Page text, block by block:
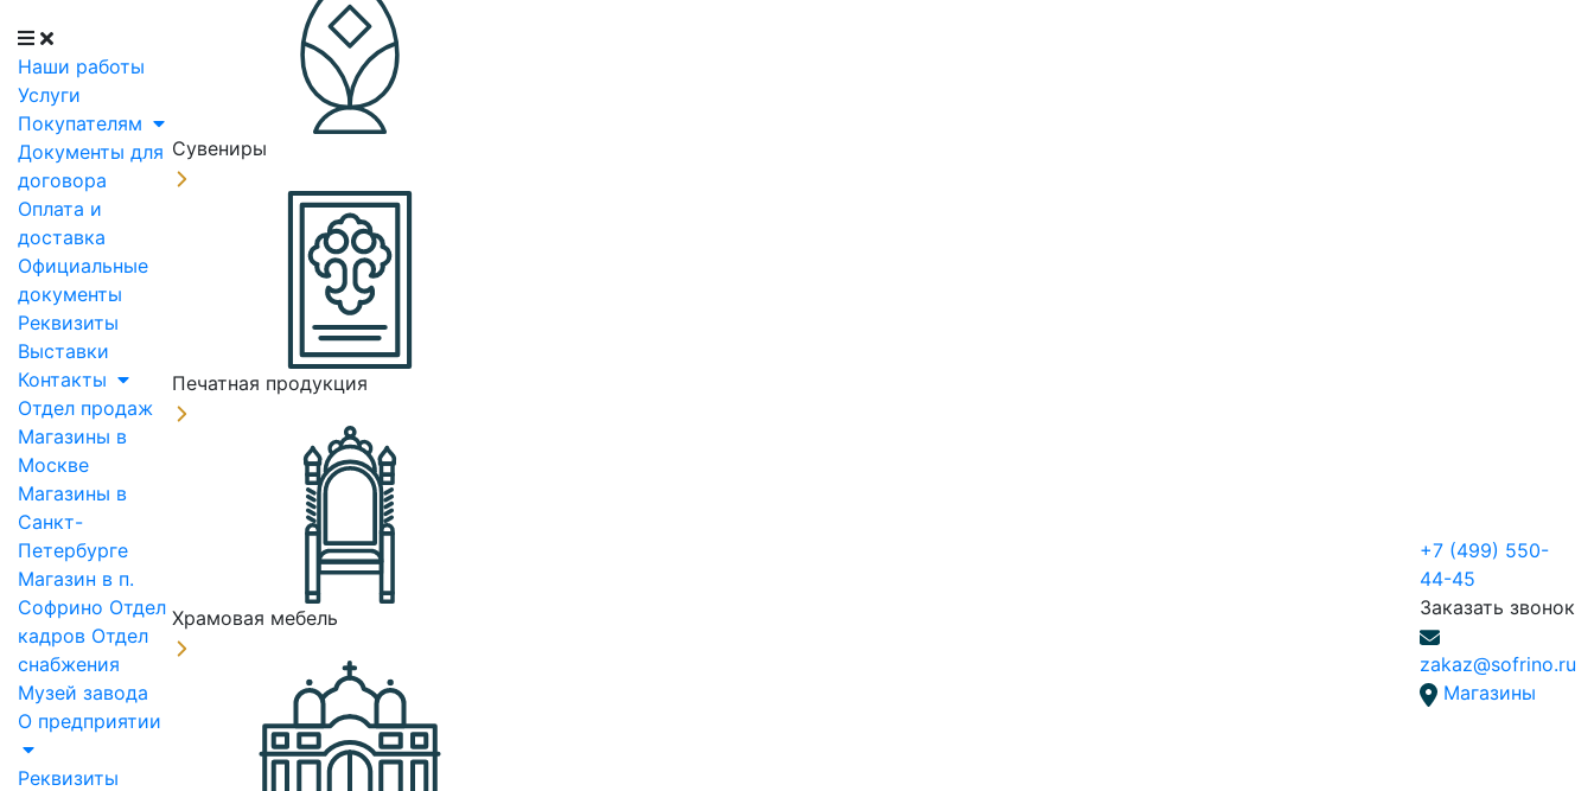
Наши работы
Услуги
Покупателям
Документы для
договора
Оплата и
доставка
Официальные
документы
Реквизиты
Выставки
Контакты
Отдел продаж
Магазины в
Москве
Магазины в
Санкт-
Петербурге
Магазин в п.
Софрино Отдел
кадров Отдел
снабжения
Музей завода
О предприятии
Реквизиты
Сувениры
Печатная продукция
Храмовая мебель
+7 (499) 550-
44-45
Заказать звонок
zakaz@sofrino.ru
Магазины